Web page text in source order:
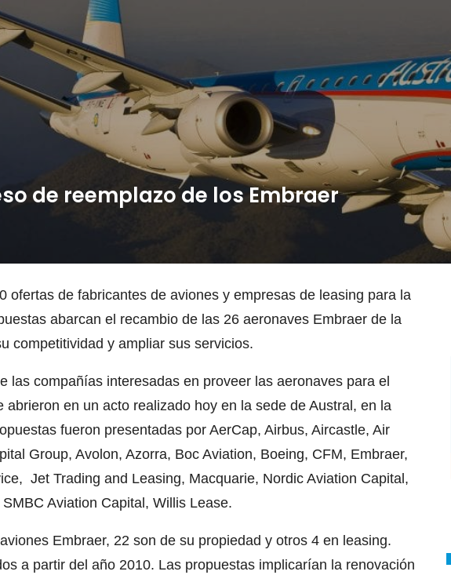
de reemplazo de los Embraer
ofertas de fabricantes de aviones y empresas de leasing para la
abarcan el recambio de las 26 aeronaves Embraer de la
competitividad y ampliar sus servicios.
las compañías interesadas en proveer las aeronaves para el
abrieron en un acto realizado hoy en la sede de Austral, en la
fueron presentadas por AerCap, Airbus, Aircastle, Air
Group, Avolon, Azorra, Boc Aviation, Boeing, CFM, Embraer,
Jet Trading and Leasing, Macquarie, Nordic Aviation Capital,
Aviation Capital, Willis Lease.
Embraer, 22 son de su propiedad y otros 4 en leasing.
a partir del año 2010. Las propuestas implicarían la renovación